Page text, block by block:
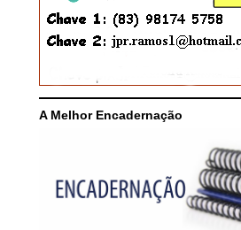
A Melhor Encadernação